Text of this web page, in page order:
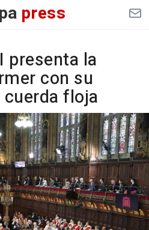
press
presenta la
con su
cuerda floja